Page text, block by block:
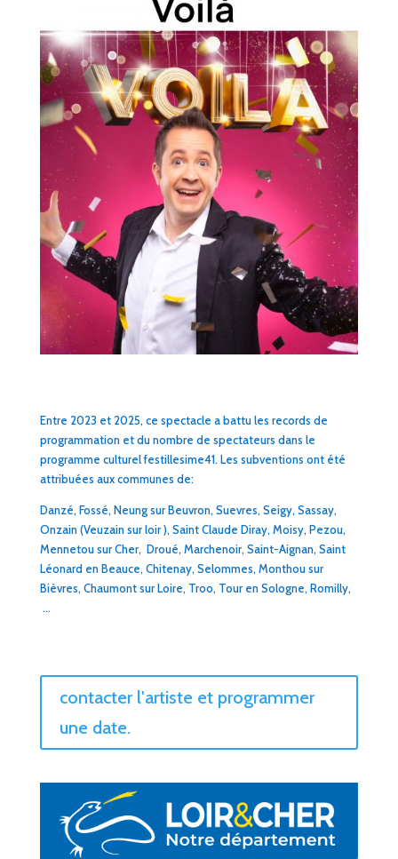
Entre 2023 et 2025, ce spectacle a battu les records de
programmation et du nombre de spectateurs dans le
programme culturel festillesime41. Les subventions ont été
attribuées aux communes de:
Danzé, Fossé, Neung sur Beuvron, Suevres, Seigy, Sassay,
Onzain (Veuzain sur loir ), Saint Claude Diray, Moisy, Pezou,
Mennetou sur Cher, Droué, Marchenoir, Saint-Aignan, Saint
Léonard en Beauce, Chitenay, Selommes, Monthou sur
Bièvres, Chaumont sur Loire, Troo, Tour en Sologne, Romilly,
…
contacter l'artiste et programmer
une date.